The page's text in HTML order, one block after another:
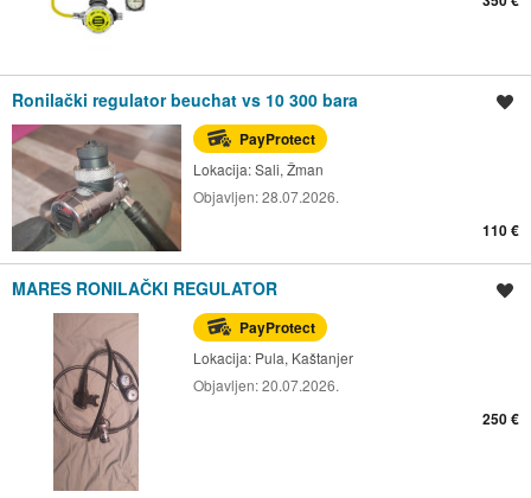
Ronilački regulator beuchat vs 10 300 bara
PayProtect
Lokacija:Sali, Žman
Objavljen:28.07.2026.
110 €
MARES RONILAČKI REGULATOR
PayProtect
Lokacija: Pula, Kaštanjer
Objavljen:20.07.2026.
250 €